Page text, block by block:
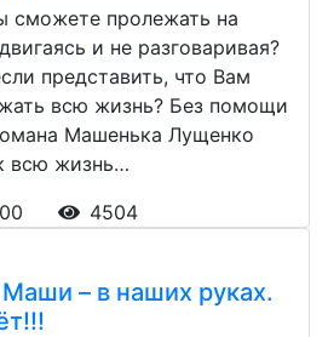
сможете пролежать на
и не разговаривая?
представить, что Вам
всю жизнь? Без помощи
Машенька Лущенко
всю жизнь…
4504
– в наших руках.